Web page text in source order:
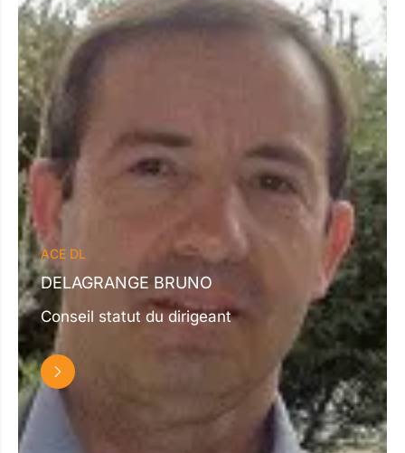
ACE DL
DELAGRANGE BRUNO
Conseil statut du dirigeant